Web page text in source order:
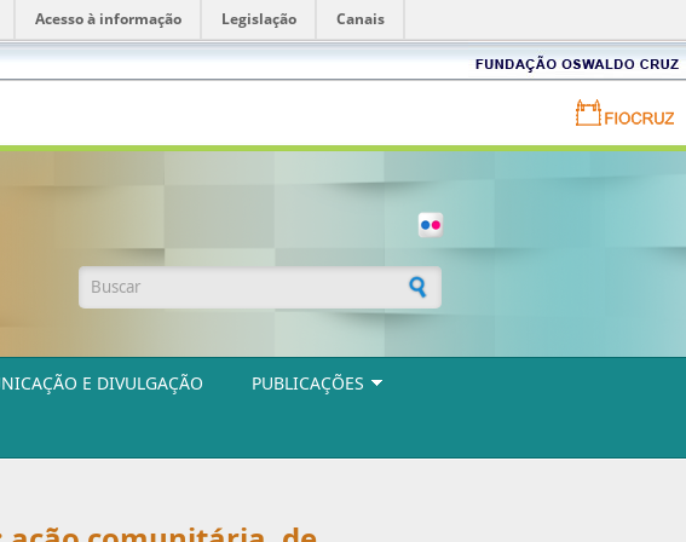
Acesso à informação Legislação Canais
Fundação
Oswaldo
Portal
Formulário de busca
E DIVULGAÇÃO PUBLICAÇÕES